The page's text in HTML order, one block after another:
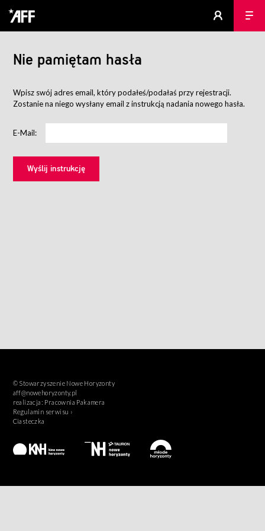
Nie pamiętam hasła
Wpisz swój adres email, który podałeś/podałaś przy rejestracji.
Zostanie na niego wysłany email z instrukcją nadania nowego hasła.
E-Mail:
© Stowarzyszenie Nowe Horyzonty
aff@nowehoryzonty.pl
realizacja: Pracownia Pakamera
Regulamin serwisu ›
Ciasteczka